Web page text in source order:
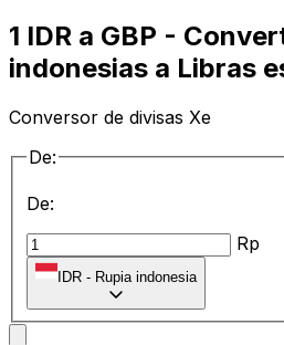
1 IDR a GBP -
indonesias a Libras
Conversor de divisas Xe
De:
De:
Rp
IDR - Rupia indonesia